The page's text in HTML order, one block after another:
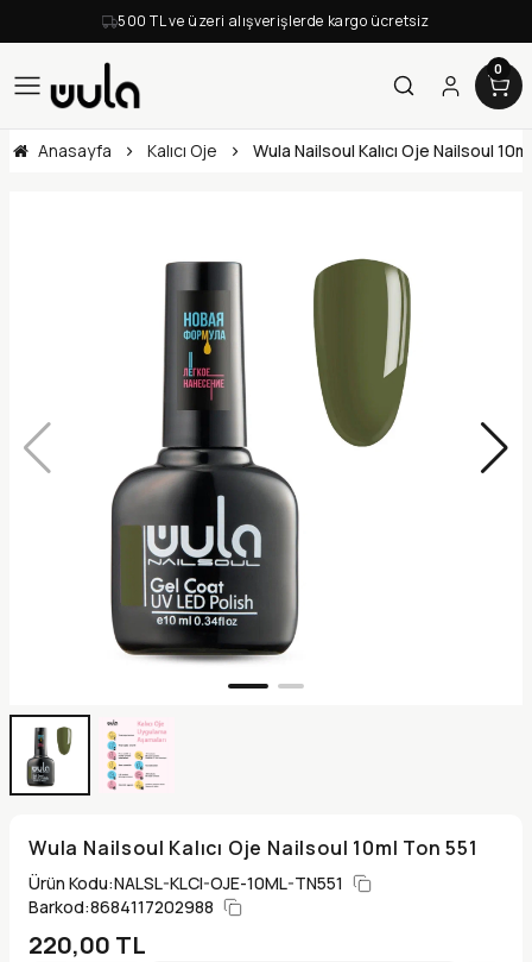
500 TL ve üzeri alışverişlerde kargo ücretsiz
0
Anasayfa Kalıcı Oje Wula Nailsoul Kalıcı Oje Nailsoul
Wula Nailsoul Kalıcı Oje Nailsoul 10ml Ton 551
Ürün Kodu:NALSL-KLCI-OJE-10ML-TN551
Barkod:8684117202988
220,00 TL